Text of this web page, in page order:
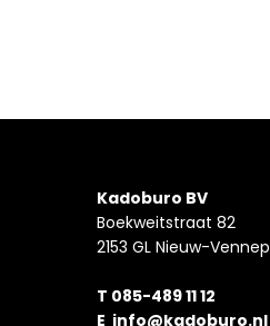
Kadoburo BV
Boekweitstraat 82
2153 GL Nieuw-Vennep
T 085-489 11 12
E info@kadoburo.nl